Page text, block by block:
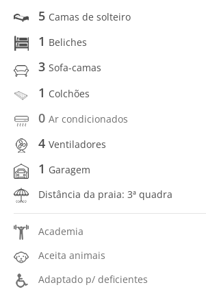
5 Camas de solteiro
1 Beliches
3 Sofa-camas
1 Colchões
0 Ar condicionados
4 Ventiladores
1 Garagem
Distância da praia: 3ª quadra
Academia
Aceita animais
Adaptado p/ deficientes